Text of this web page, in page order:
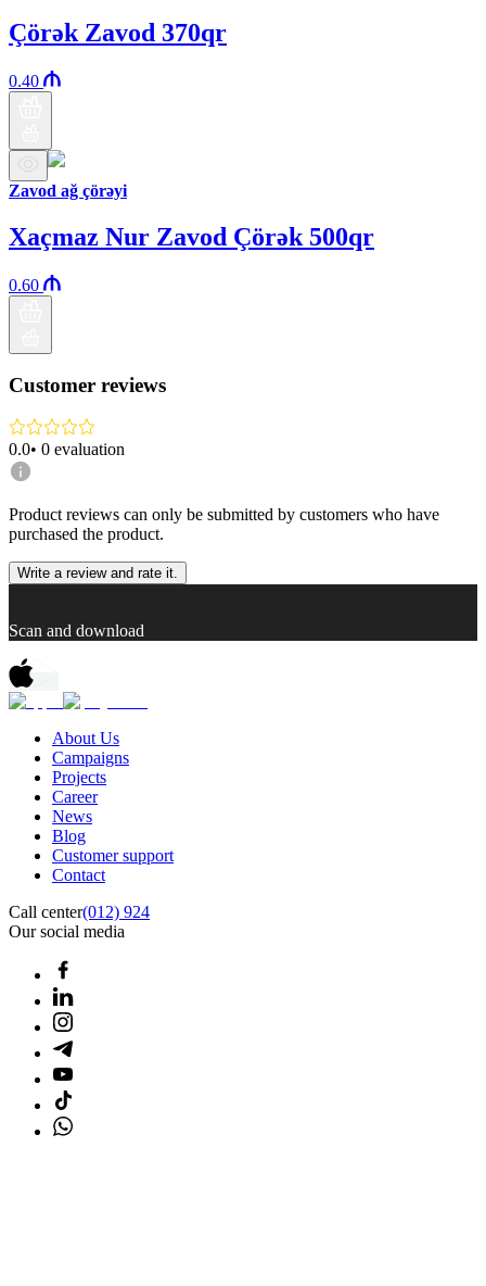
Çörək Zavod 370qr
0.40
Zavod ağ çörəyi
Xaçmaz Nur Zavod Çörək 500qr
0.60
Customer reviews
0.0• 0 evaluation
Product reviews can only be submitted by customers who have
purchased the product.
Write a review and rate it.
Scan and download
About Us
Campaigns
Projects
Career
News
Blog
Customer support
Contact
Call center(012) 924
Our social media